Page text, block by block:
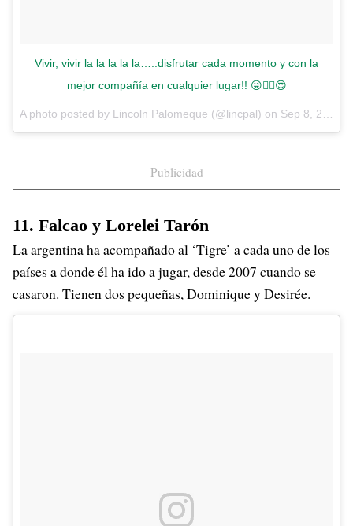
Vivir, vivir la la la la la…..disfrutar cada momento y con la
mejor compañía en cualquier lugar!! 😜✌🏻️😍
A photo posted by Lincoln Palomeque (@lincpal) on Sep 8, 2016 at 12:15pm PDT
Publicidad
11. Falcao y Lorelei Tarón
La argentina ha acompañado al ‘Tigre’ a cada uno de los
países a donde él ha ido a jugar, desde 2007 cuando se
casaron. Tienen dos pequeñas, Dominique y Desirée.